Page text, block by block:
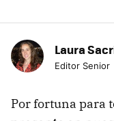
Laura
Editor Senior
Por fortuna para